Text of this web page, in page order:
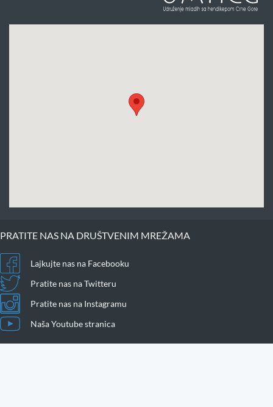
PRATITE NAS NA DRUŠTVENIM MREŽAMA
Lajkujte nas na Facebooku
Pratite nas na Twitteru
Pratite nas na Instagramu
Naša Youtube stranica